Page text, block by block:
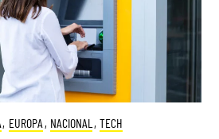
, EUROPA , NACIONAL , TECH